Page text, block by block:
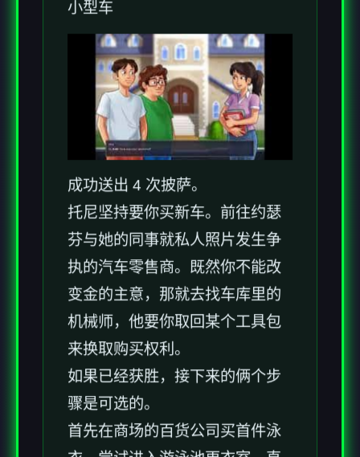
小型车
成功送出 4 次披萨。
托尼坚持要你买新车。前往约瑟
芬与她的同事就私人照片发生争
执的汽车零售商。既然你不能改
变金的主意，那就去找车库里的
机械师，他要你取回某个工具包
来换取购买权利。
如果已经获胜，接下来的俩个步
骤是可选的。
首先在商场的百货公司买首件泳